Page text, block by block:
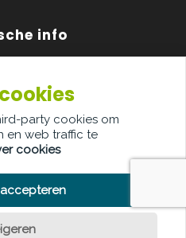
info
ons
party cookies om
en web traffic te
cookies